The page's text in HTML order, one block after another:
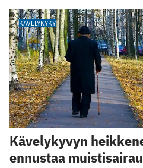
KÄVELYKYKY
Kävelykyvyn
ennustaa